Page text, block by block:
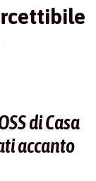
di Casa
accanto